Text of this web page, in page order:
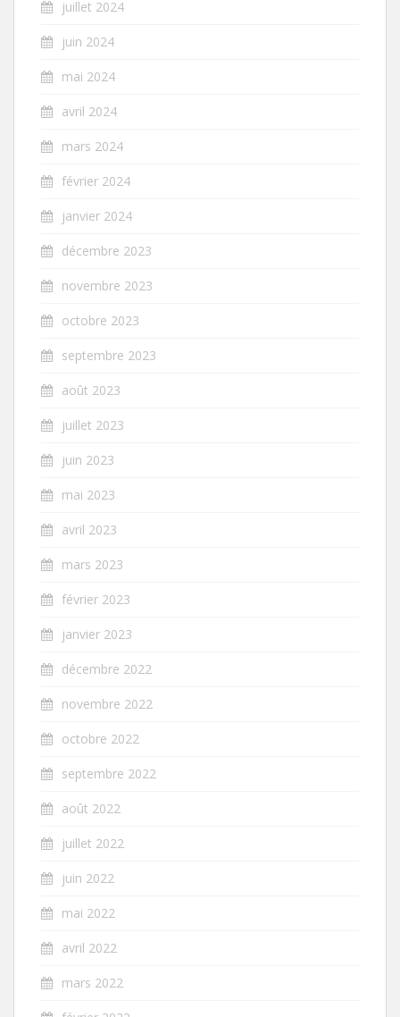
juillet 2024
juin 2024
mai 2024
avril 2024
mars 2024
février 2024
janvier 2024
décembre 2023
novembre 2023
octobre 2023
septembre 2023
août 2023
juillet 2023
juin 2023
mai 2023
avril 2023
mars 2023
février 2023
janvier 2023
décembre 2022
novembre 2022
octobre 2022
septembre 2022
août 2022
juillet 2022
juin 2022
mai 2022
avril 2022
mars 2022